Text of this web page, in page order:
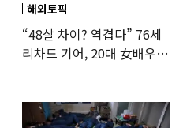
해외토픽
“48살 차이? 역겹다” 76세
리차드 기어, 20대 女배우와